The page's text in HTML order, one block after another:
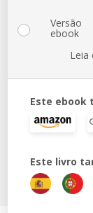
Versão
ebook
Leia
Este ebook
Este livro